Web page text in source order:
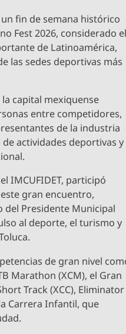
fin de semana histórico
Fest 2026, considerado
de Latinoamérica,
las sedes deportivas más
capital mexiquense
entre competidores,
de la industria
actividades deportivas y
IMCUFIDET, participó
gran encuentro,
Presidente Municipal
al deporte, el turismo y
de gran nivel
Marathon (XCM), el Gran
Track (XCC), Eliminator
Carrera Infantil, que